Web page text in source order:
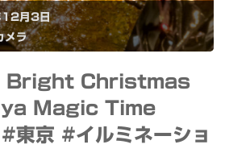
月3日
メラ
Bright Christmas
Magic Time
京 #イルミネーショ